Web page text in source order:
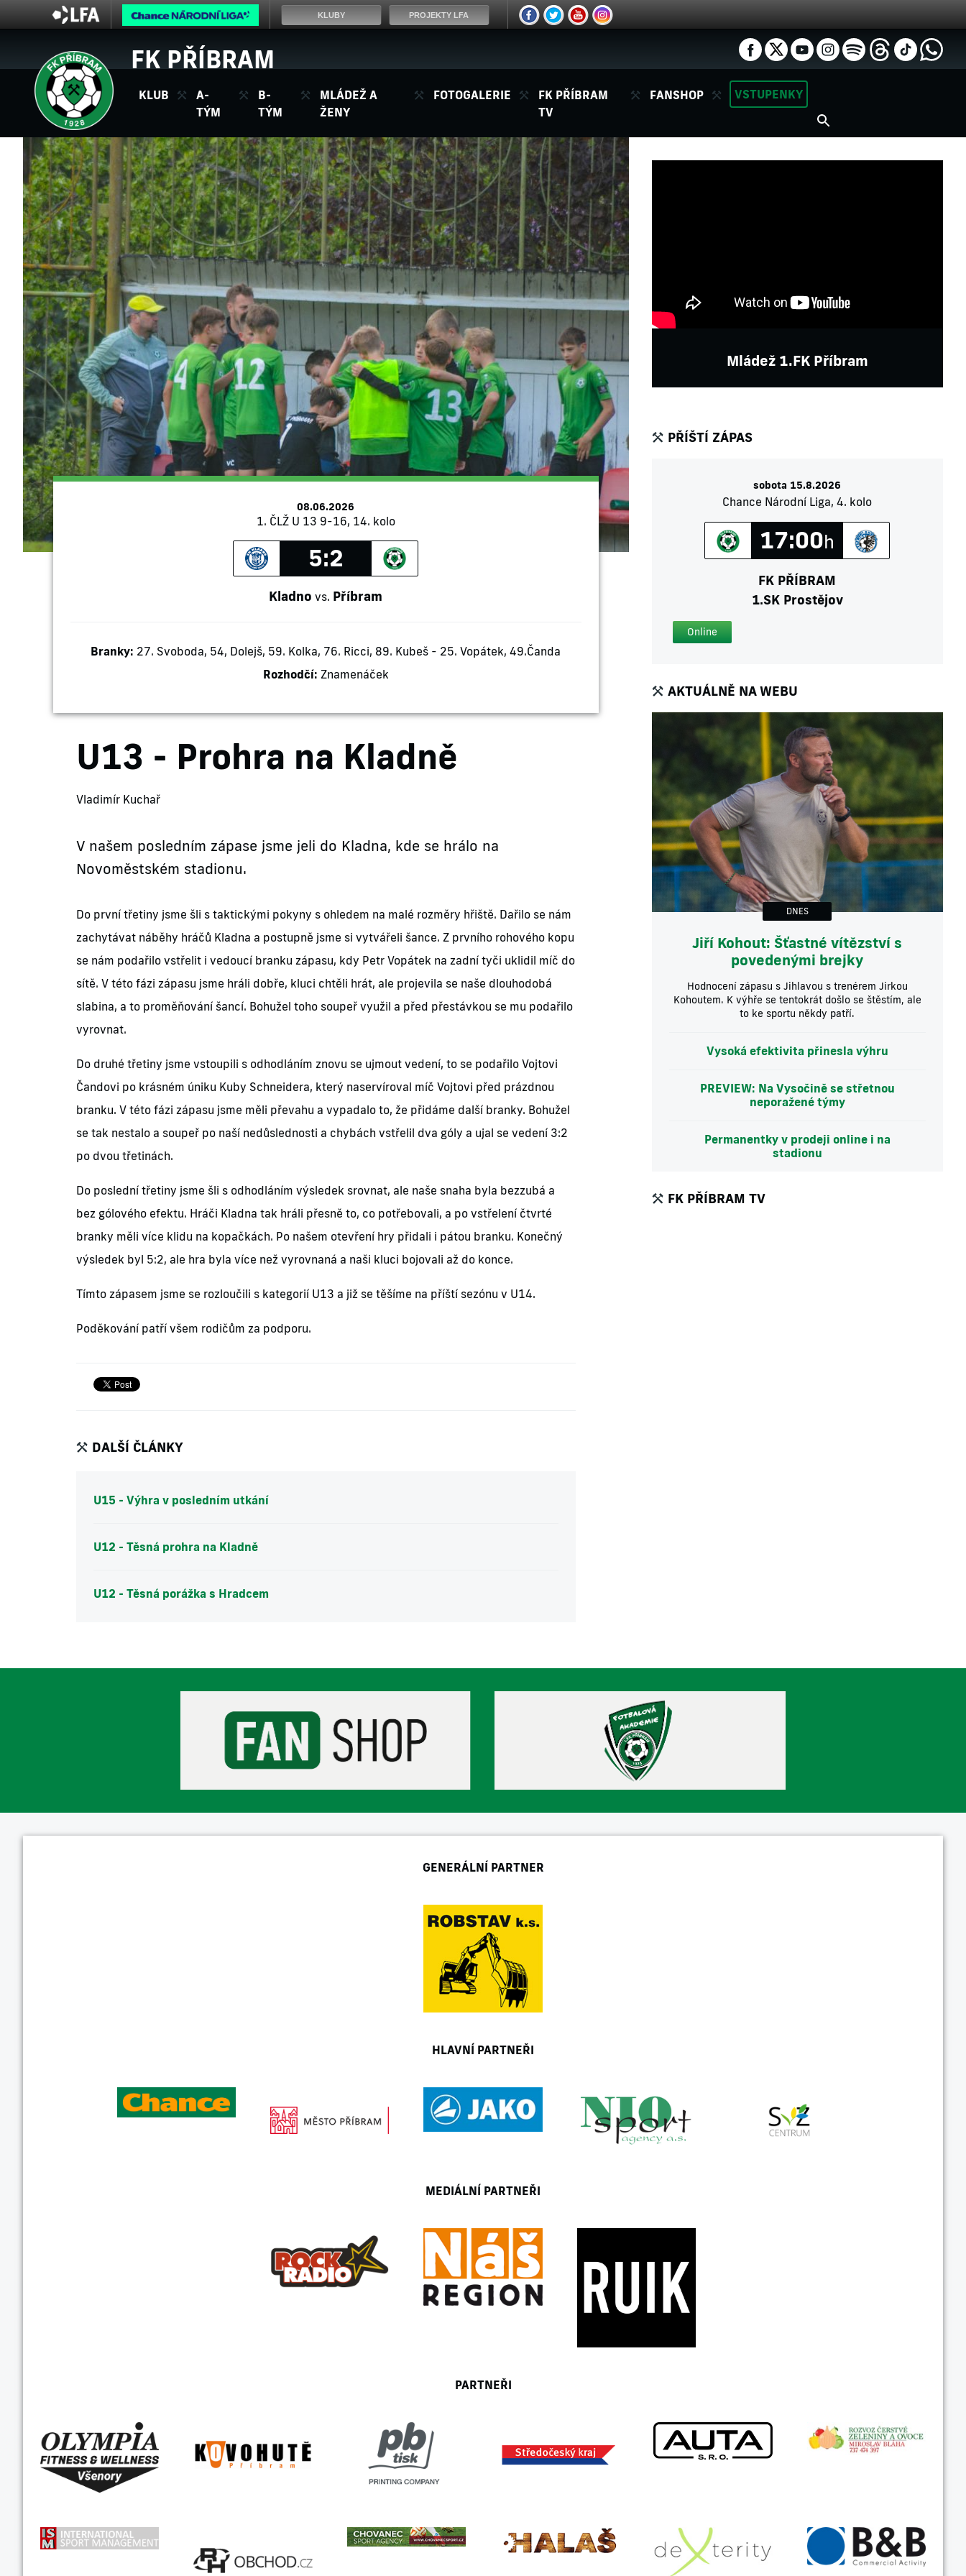
FK PŘÍBRAM
KLUB
A-
TÝM
B-
TÝM
MLÁDEŽ A
ŽENY
FOTOGALERIE
FK PŘÍBRAM
TV
FANSHOP VSTUPENKY
08.06.2026
1. ČLŽ U 13 9-16, 14. kolo
5:2
Kladno vs. Příbram
Branky: 27. Svoboda, 54, Dolejš, 59. Kolka, 76. Ricci, 89. Kubeš - 25. Vopátek, 49.Čanda
Rozhodčí: Znamenáček
U13 - Prohra na Kladně
Vladimír Kuchař
V našem posledním zápase jsme jeli do Kladna, kde se hrálo na
Novoměstském stadionu.
Do první třetiny jsme šli s taktickými pokyny s ohledem na malé rozměry hřiště. Dařilo se nám
zachytávat náběhy hráčů Kladna a postupně jsme si vytvářeli šance. Z prvního rohového kopu
se nám podařilo vstřelit i vedoucí branku zápasu, kdy Petr Vopátek na zadní tyči uklidil míč do
sítě. V této fázi zápasu jsme hráli dobře, kluci chtěli hrát, ale projevila se naše dlouhodobá
slabina, a to proměňování šancí. Bohužel toho soupeř využil a před přestávkou se mu podařilo
vyrovnat.
Do druhé třetiny jsme vstoupili s odhodláním znovu se ujmout vedení, to se podařilo Vojtovi
Čandovi po krásném úniku Kuby Schneidera, který naservíroval míč Vojtovi před prázdnou
branku. V této fázi zápasu jsme měli převahu a vypadalo to, že přidáme další branky. Bohužel
se tak nestalo a soupeř po naší nedůslednosti a chybách vstřelil dva góly a ujal se vedení 3:2
po dvou třetinách.
Do poslední třetiny jsme šli s odhodláním výsledek srovnat, ale naše snaha byla bezzubá a
bez gólového efektu. Hráči Kladna tak hráli přesně to, co potřebovali, a po vstřelení čtvrté
branky měli více klidu na kopačkách. Po našem otevření hry přidali i pátou branku. Konečný
výsledek byl 5:2, ale hra byla více než vyrovnaná a naši kluci bojovali až do konce.
Tímto zápasem jsme se rozloučili s kategorií U13 a již se těšíme na příští sezónu v U14.
Poděkování patří všem rodičům za podporu.
DALŠÍ ČLÁNKY
U15 - Výhra v posledním utkání
U12 - Těsná prohra na Kladně
U12 - Těsná porážka s Hradcem
Mládež 1.FK Příbram
PŘÍŠTÍ ZÁPAS
sobota 15.8.2026
Chance Národní Liga, 4. kolo
17:00h
FK PŘÍBRAM
1.SK Prostějov
Online
AKTUÁLNĚ NA WEBU
DNES
Jiří Kohout: Šťastné vítězství s
povedenými brejky
Hodnocení zápasu s Jihlavou s trenérem Jirkou
Kohoutem. K výhře se tentokrát došlo se štěstím, ale
to ke sportu někdy patří.
Vysoká efektivita přinesla výhru
PREVIEW: Na Vysočině se střetnou
neporažené týmy
Permanentky v prodeji online i na
stadionu
FK PŘÍBRAM TV
GENERÁLNÍ PARTNER
HLAVNÍ PARTNEŘI
MEDIÁLNÍ PARTNEŘI
PARTNEŘI
KLUBY PROJEKTY LFA